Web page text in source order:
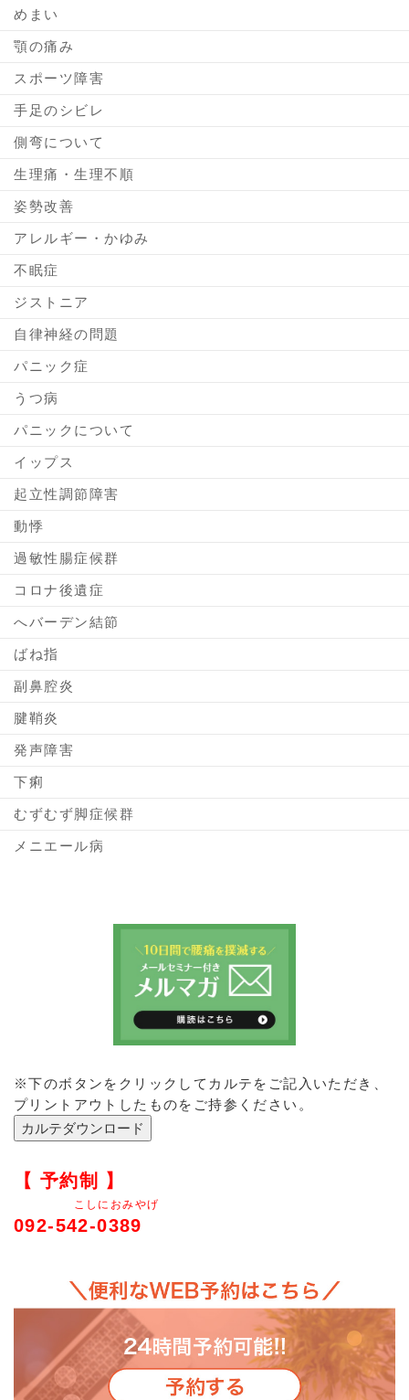
めまい
顎の痛み
スポーツ障害
手足のシビレ
側弯について
生理痛・生理不順
姿勢改善
アレルギー・かゆみ
不眠症
ジストニア
自律神経の問題
パニック症
うつ病
パニックについて
イップス
起立性調節障害
動悸
過敏性腸症候群
コロナ後遺症
へバーデン結節
ばね指
副鼻腔炎
腱鞘炎
発声障害
下痢
むずむず脚症候群
メニエール病
※下のボタンをクリックしてカルテをご記入いただき、
プリントアウトしたものをご持参ください。
【 予約制 】
こしにおみやげ
092-542-0389